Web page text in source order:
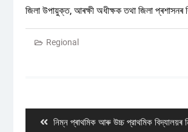
জিলা উপায়ুক্ত, আৰক্ষী অধীক্ষক তথা জিলা প্ৰশাসনৰ
Regional
Previous
নিম্ন প্ৰাথমিক আৰু উচ্চ প্রাথমিক বিদ্যালয়ৰ